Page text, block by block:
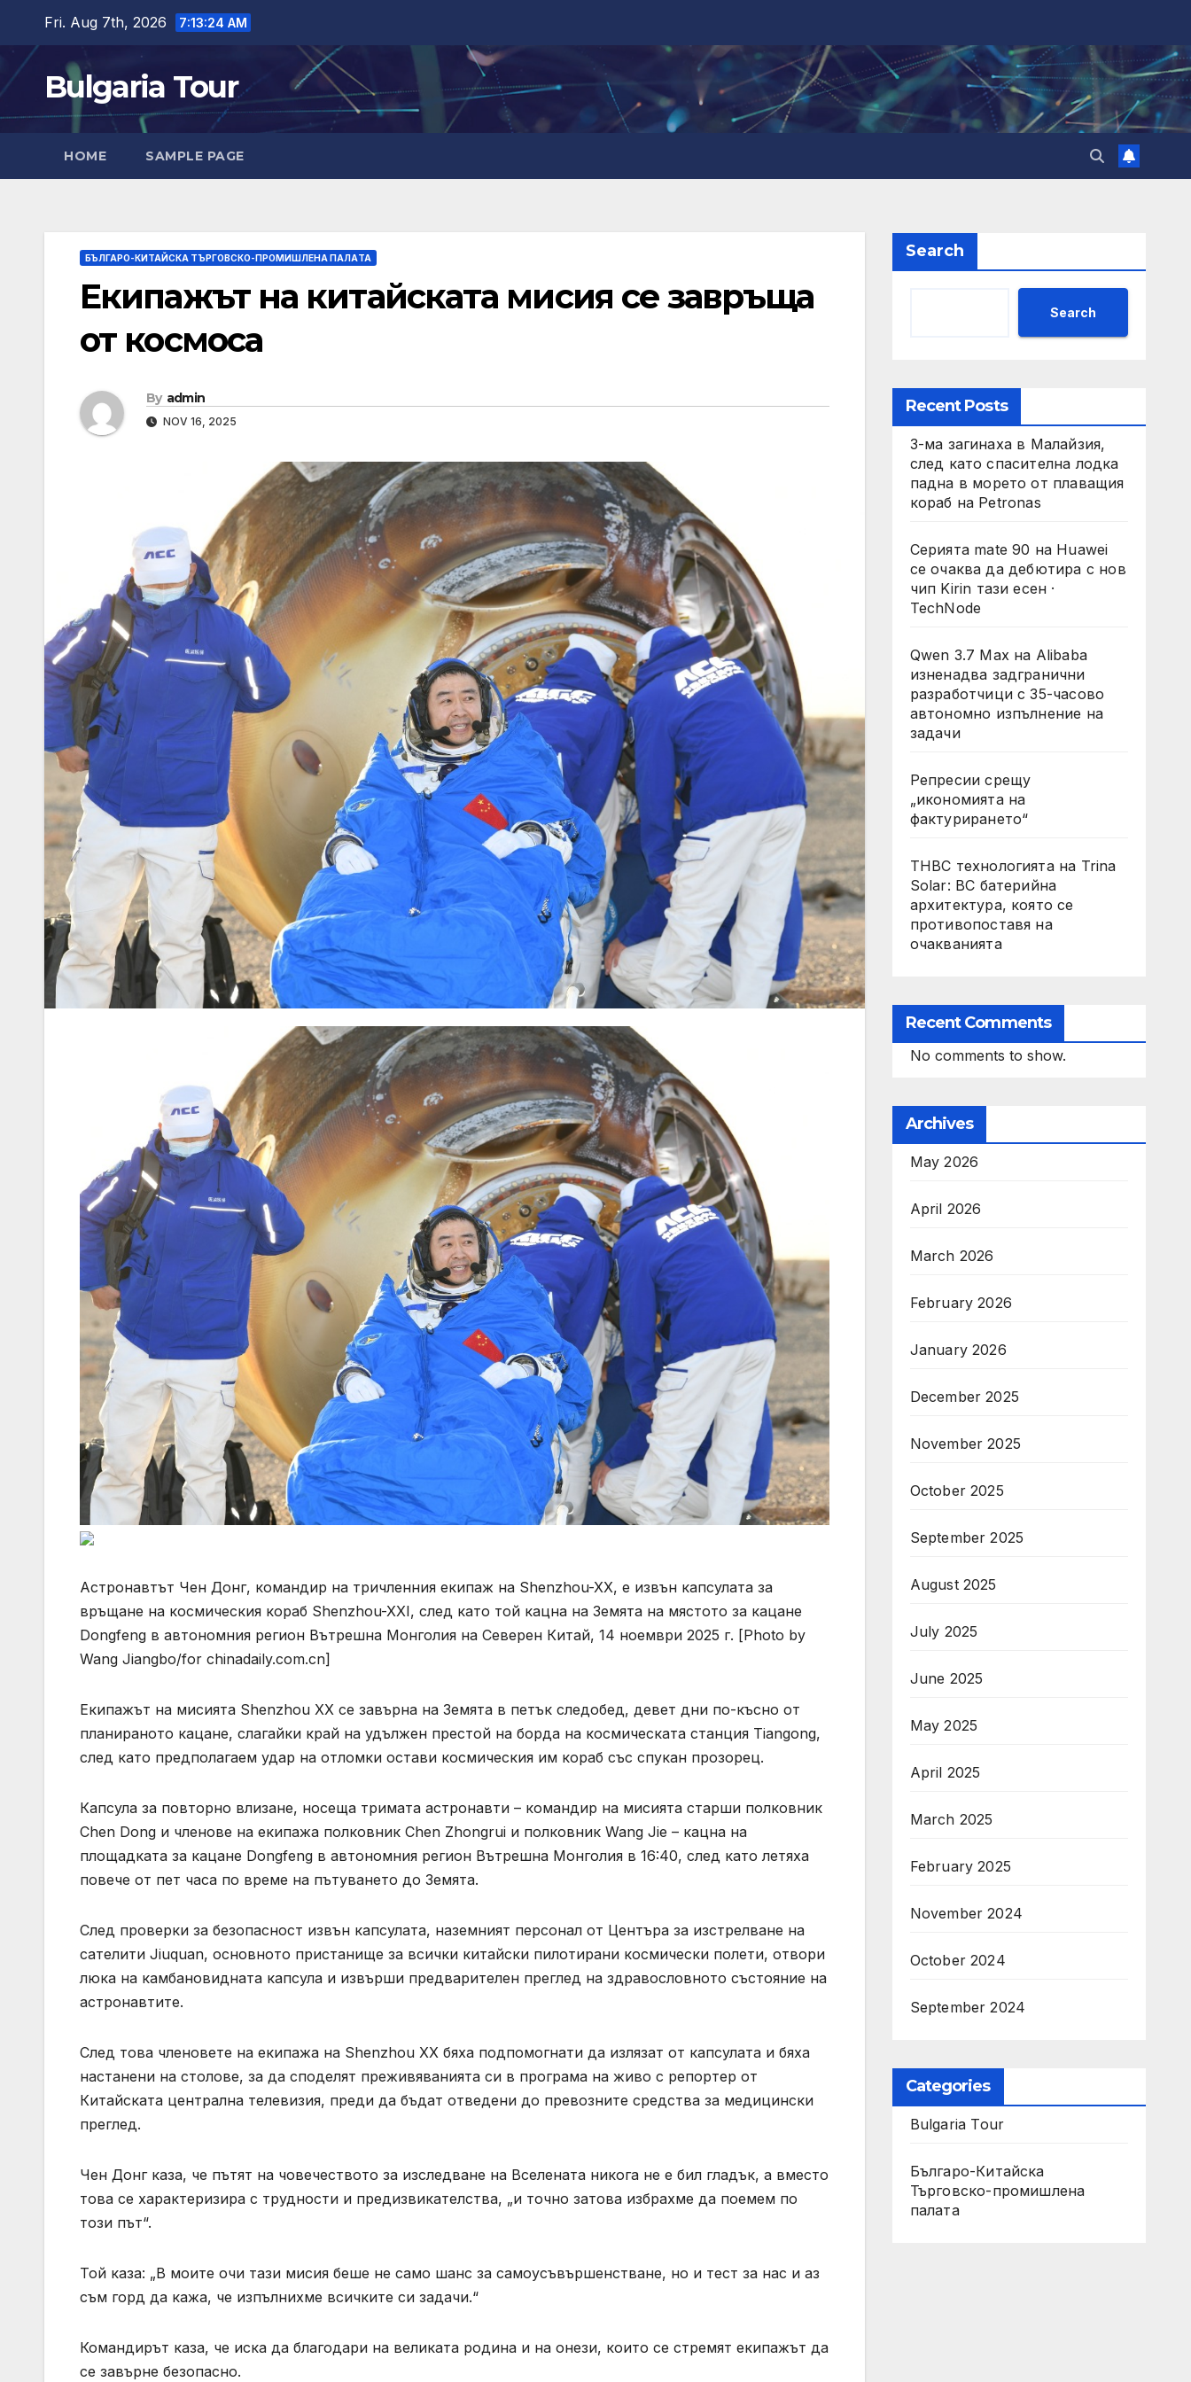
content
Fri. Aug 7th, 2026 7:13:26 AM
Bulgaria Tour
HOME SAMPLE PAGE
БЪЛГАРО-КИТАЙСКА ТЪРГОВСКО-ПРОМИШЛЕНА ПАЛAТА
Екипажът на китайската мисия се завръща
от космоса
By admin
NOV 16, 2025
Астронавтът Чен Донг, командир на тричленния екипаж на Shenzhou-XX, е извън капсулата за
връщане на космическия кораб Shenzhou-XXI, след като той кацна на Земята на мястото за кацане
Dongfeng в автономния регион Вътрешна Монголия на Северен Китай, 14 ноември 2025 г. [Photo by
Wang Jiangbo/for chinadaily.com.cn]
Екипажът на мисията Shenzhou XX се завърна на Земята в петък следобед, девет дни по-късно от
планираното кацане, слагайки край на удължен престой на борда на космическата станция Tiangong,
след като предполагаем удар на отломки остави космическия им кораб със спукан прозорец.
Капсула за повторно влизане, носеща тримата астронавти – командир на мисията старши полковник
Chen Dong и членове на екипажа полковник Chen Zhongrui и полковник Wang Jie – кацна на
площадката за кацане Dongfeng в автономния регион Вътрешна Монголия в 16:40, след като летяха
повече от пет часа по време на пътуването до Земята.
След проверки за безопасност извън капсулата, наземният персонал от Центъра за изстрелване на
сателити Jiuquan, основното пристанище за всички китайски пилотирани космически полети, отвори
люка на камбановидната капсула и извърши предварителен преглед на здравословното състояние на
астронавтите.
След това членовете на екипажа на Shenzhou XX бяха подпомогнати да излязат от капсулата и бяха
настанени на столове, за да споделят преживяванията си в програма на живо с репортер от
Китайската централна телевизия, преди да бъдат отведени до превозните средства за медицински
преглед.
Чен Донг каза, че пътят на човечеството за изследване на Вселената никога не е бил гладък, а вместо
това се характеризира с трудности и предизвикателства, „и точно затова избрахме да поемем по
този път“.
Той каза: „В моите очи тази мисия беше не само шанс за самоусъвършенстване, но и тест за нас и аз
съм горд да кажа, че изпълнихме всичките си задачи.“
Командирът каза, че иска да благодари на великата родина и на онези, които се стремят екипажът да
се завърне безопасно.
Search
Search
Recent Posts
3-ма загинаха в Малайзия,
след като спасителна лодка
падна в морето от плаващия
кораб на Petronas
Серията mate 90 на Huawei
се очаква да дебютира с нов
чип Kirin тази есен ·
TechNode
Qwen 3.7 Max на Alibaba
изненадва задгранични
разработчици с 35-часово
автономно изпълнение на
задачи
Репресии срещу
„икономията на
фактурирането“
THBC технологията на Trina
Solar: BC батерийна
архитектура, която се
противопоставя на
очакванията
Recent Comments
No comments to show.
Archives
May 2026
April 2026
March 2026
February 2026
January 2026
December 2025
November 2025
October 2025
September 2025
August 2025
July 2025
June 2025
May 2025
April 2025
March 2025
February 2025
November 2024
October 2024
September 2024
Categories
Bulgaria Tour
Българо-Китайска
Търговско-промишлена
палaта